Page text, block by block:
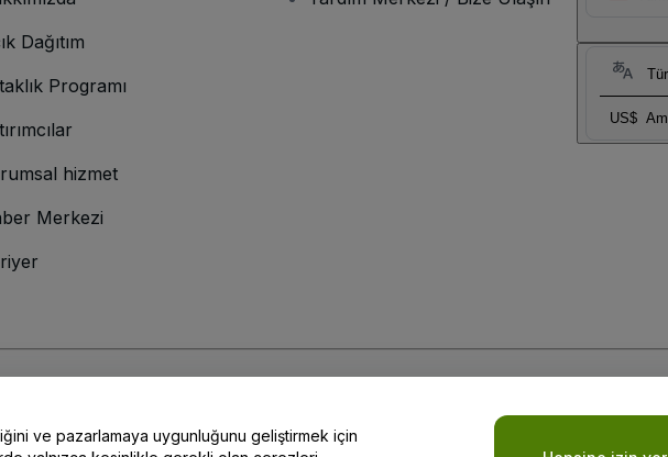
US$
Dağıtım
Programı
hizmet
Merkezi
ve pazarlamaya uygunluğunu geliştirmek için